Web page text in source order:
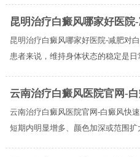
昆明治疗白癜风哪家好医院
昆明治疗白癜风哪家好医院-减肥对
患者来说，维持身体状态的稳定是日
云南治疗白癜风医院官网-
云南治疗白癜风医院官网-白癜风快
短期内明显增多、颜色加深或范围扩